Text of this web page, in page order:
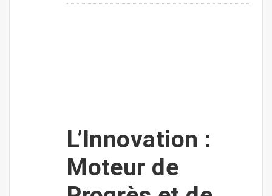
L’Innovation :
Moteur de